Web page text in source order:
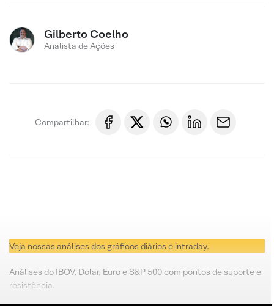
Gilberto Coelho
Analista de Ações
Compartilhar:
Veja nossas análises dos gráficos diários e intraday.
Análises do IBOV, Dólar, Euro e S&P 500 com pontos de suporte e
resistência.